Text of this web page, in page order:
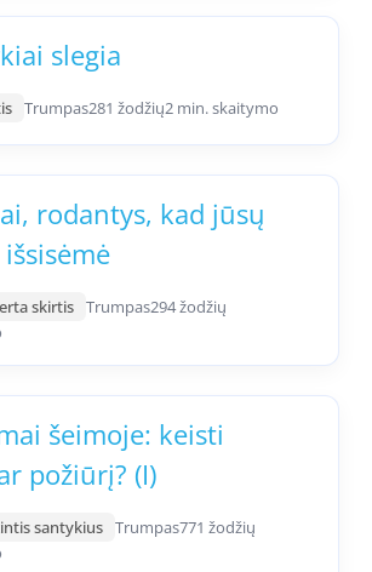
slegia
Trumpas281 žodžių2 min. skaitymo
rodantys, kad jūsų
skirtis Trumpas294 žodžių
šeimoje: keisti
požiūrį? (I)
santykius Trumpas771 žodžių